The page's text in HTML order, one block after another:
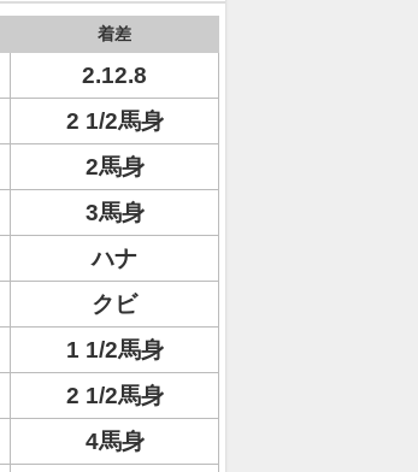
着差
2.12.8
2 1/2馬身
2馬身
3馬身
ハナ
クビ
1 1/2馬身
2 1/2馬身
4馬身